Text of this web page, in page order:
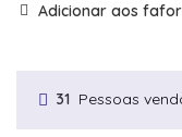
Adicionar aos
31 Pessoas